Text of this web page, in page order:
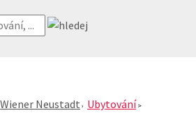
Wiener Neustadt Ubytování